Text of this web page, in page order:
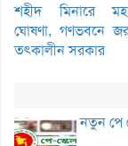
শহীদ মিনারে
ঘোষণা, গণভবনে
তৎকালীন সরকার
নতুন পে